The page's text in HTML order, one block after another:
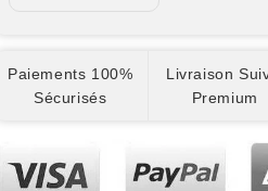
Paiements 100%
Sécurisés
Livraison
Premium